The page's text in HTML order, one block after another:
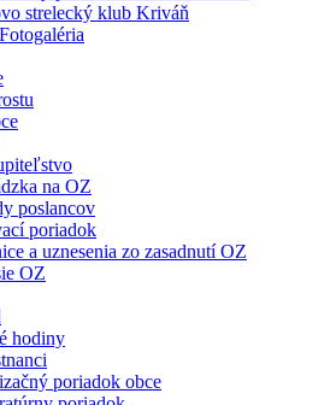
strelecký klub Kriváň
Fotogaléria
na OZ
poslancov
poriadok
a uznesenia zo zasadnutí OZ
OZ
hodiny
poriadok obce